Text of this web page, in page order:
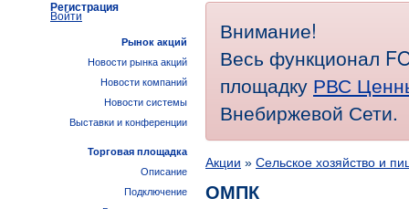
Внимание!
Весь функционал
площадку РВС
Внебиржевой Сети.
Акции » Сельское хозяйство и
ОМПК
Регистрация
Войти
Рынок акций
Новости рынка акций
Новости компаний
Новости системы
Выставки и конференции
Торговая площадка
Описание
Подключение